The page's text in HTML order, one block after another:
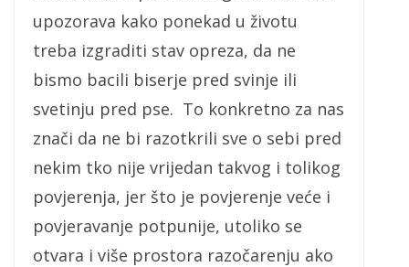
upozorava kako ponekad u životu
treba izgraditi stav opreza, da ne
bismo bacili biserje pred svinje ili
svetinju pred pse. To konkretno za nas
znači da ne bi razotkrili sve o sebi pred
nekim tko nije vrijedan takvog i tolikog
povjerenja, jer što je povjerenje veće i
povjeravanje potpunije, utoliko se
otvara i više prostora razočarenju ako